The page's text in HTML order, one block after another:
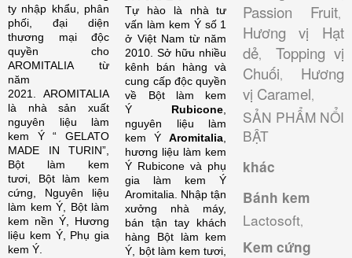
ty nhập khẩu, phân
phối, đại diện
thương mại độc
quyền cho
AROMITALIA từ
năm
2021. AROMITALIA
là nhà sản xuất
nguyên liệu làm
kem Ý “ GELATO
MADE IN TURIN”,
Bột làm kem
tươi, Bột làm kem
cứng, Nguyên liệu
làm kem Ý, Bột làm
kem nền Ý, Hương
liệu kem Ý, Phụ gia
kem Ý.
Tự hào là nhà tư
vấn làm kem Ý số 1
ở Việt Nam từ năm
2010. Sở hữu nhiều
kênh bán hàng và
cung cấp độc quyền
về Bột làm kem
Ý Rubicone
nguyên liệu làm
kem ÝAromitalia
hương liệu làm kem
Ý Rubicone và phụ
gia làm kem Ý
Aromitalia. Nhập tận
xưởng nhà máy,
bán tận tay khách
hàng Bột làm kem
Ý, bột làm kem tươi,
Passion Fruit,
Hương vị Hạt
dẻ, Topping vị
Chuối, Hương
vị Caramel,
SẢN PHẨM NỔI
BẬT
khác
Bánh kem
Lactosoft,
Kem cứng